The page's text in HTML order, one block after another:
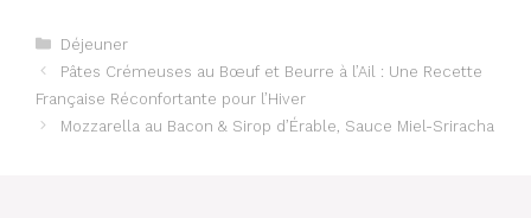
Catégories
Déjeuner
Pâtes Crémeuses au Bœuf et Beurre à l’Ail : Une Recette
Française Réconfortante pour l’Hiver
Mozzarella au Bacon & Sirop d’Érable, Sauce Miel-Sriracha